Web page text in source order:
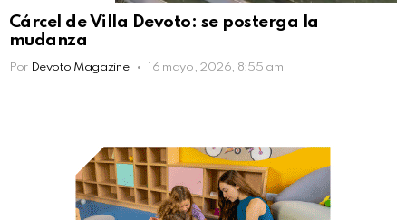
Cárcel de Villa Devoto: se posterga la
mudanza
Por Devoto Magazine 16 mayo, 2026, 8:55 am